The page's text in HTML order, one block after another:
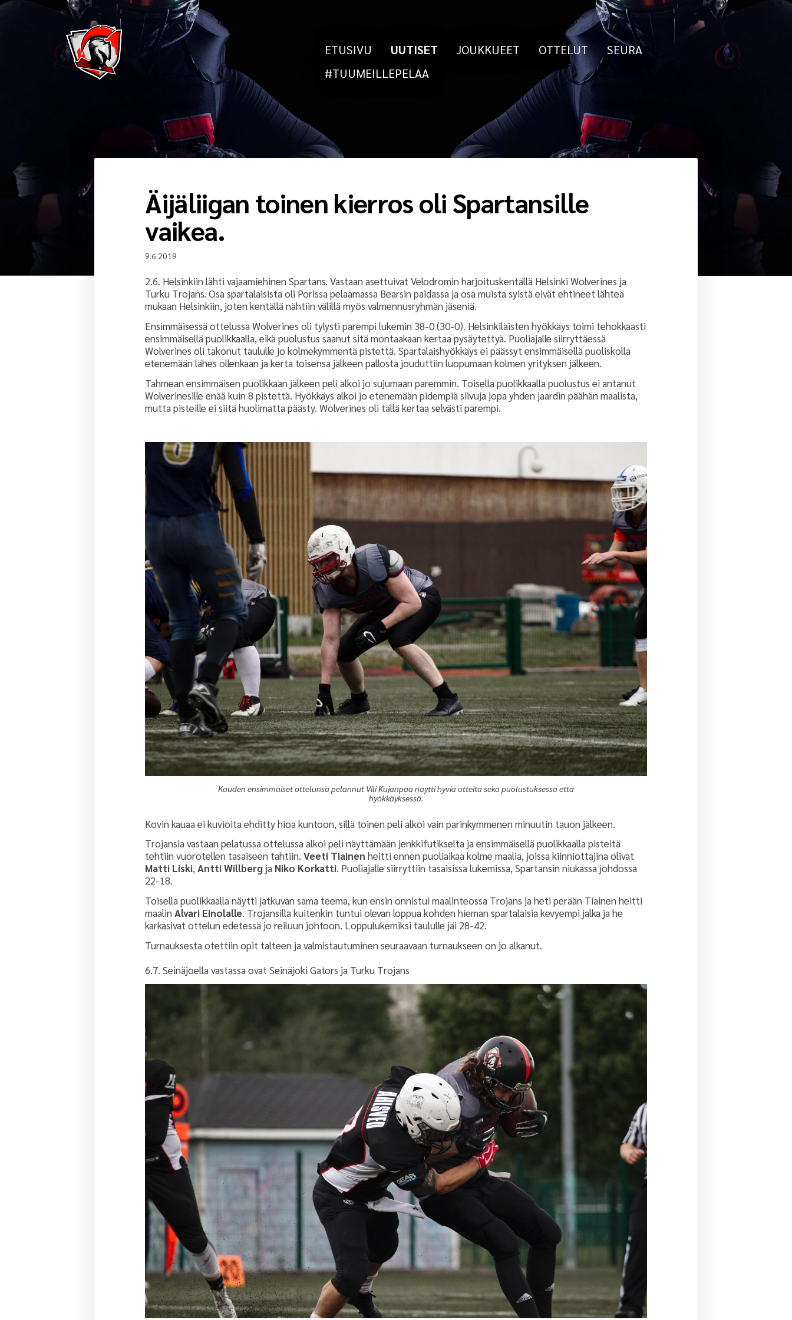
Pirkkala Spartans
ETUSIVU UUTISET JOUKKUEET OTTELUT
SEURA
#TUUMEILLEPELAA
Äijäliigan toinen kierros oli Spartansille
vaikea.
9.6.2019
2.6. Helsinkiin lähti vajaamiehinen Spartans. Vastaan asettuivat Velodromin harjoituskentällä Helsinki Wolverines ja
Turku Trojans. Osa spartalaisista oli Porissa pelaamassa Bearsin paidassa ja osa muista syistä eivät ehtineet lähteä
mukaan Helsinkiin, joten kentällä nähtiin välillä myös valmennusryhmän jäseniä.
Ensimmäisessä ottelussa Wolverines oli tylysti parempi lukemin 38-0 (30-0). Helsinkiläisten hyökkäys toimi tehokkaasti
ensimmäisellä puolikkaalla, eikä puolustus saanut sitä montaakaan kertaa pysäytettyä. Puoliajalle siirryttäessä
Wolverines oli takonut taululle jo kolmekymmentä pistettä. Spartalaishyökkäys ei päässyt ensimmäisellä puoliskolla
etenemään lähes ollenkaan ja kerta toisensa jälkeen pallosta jouduttiin luopumaan kolmen yrityksen jälkeen.
Tahmean ensimmäisen puolikkaan jälkeen peli alkoi jo sujumaan paremmin. Toisella puolikkaalla puolustus ei antanut
Wolverinesille enää kuin 8 pistettä. Hyökkäys alkoi jo etenemään pidempiä siivuja jopa yhden jaardin päähän maalista,
mutta pisteille ei siitä huolimatta päästy. Wolverines oli tällä kertaa selvästi parempi.
Kauden ensimmäiset ottelunsa pelannut Vili Kujanpää näytti hyviä otteita sekä puolustuksessa että
hyökkäyksessä.
Kovin kauaa ei kuvioita ehditty hioa kuntoon, sillä toinen peli alkoi vain parinkymmenen minuutin tauon jälkeen.
Trojansia vastaan pelatussa ottelussa alkoi peli näyttämään jenkkifutikselta ja ensimmäisellä puolikkaalla pisteitä
tehtiin vuorotellen tasaiseen tahtiin.Veeti Tiainenheitti ennen puoliaikaa kolme maalia, joissa kiinniottajina olivat
Matti Liski,Antti Willberg ja Niko Korkatti. Puoliajalle siirryttiin tasaisissa lukemissa, Spartansin niukassa johdossa
22-18.
Toisella puolikkaalla näytti jatkuvan sama teema, kun ensin onnistui maalinteossa Trojans ja heti perään Tiainen heitti
maalinAlvari Einolalle. Trojansilla kuitenkin tuntui olevan loppua kohden hieman spartalaisia kevyempi jalka ja he
karkasivat ottelun edetessä jo reiluun johtoon. Loppulukemiksi taululle jäi 28-42.
Turnauksesta otettiin opit talteen ja valmistautuminen seuraavaan turnaukseen on jo alkanut.
6.7. Seinäjoella vastassa ovat Seinäjoki Gators ja Turku Trojans